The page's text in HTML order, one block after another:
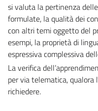
si valuta la pertinenza
formulate, la qualità dei
con altri temi oggetto del
esempi, la proprietà di
espressiva complessiva
La verifica
per via telematica, qualora
richiedere.